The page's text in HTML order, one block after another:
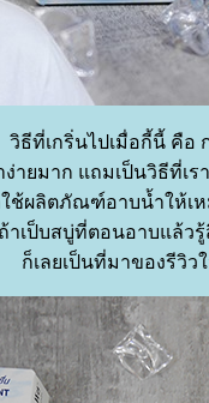
วิธีที่เกริ่นไปเมื่อกี้นี้ คือ
ง่ายมาก แถมเป็นวิธีที่เ
ช้ผลิตภัณฑ์อาบน้ำให้เ
ถ้าเป็บสบู่ที่ตอนอาบแล้วรู้
ก็เลยเป็นที่มาของรีวิ